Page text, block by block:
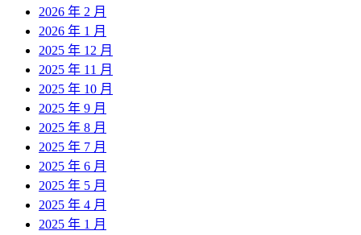
2026 年 2 月
2026 年 1 月
2025 年 12 月
2025 年 11 月
2025 年 10 月
2025 年 9 月
2025 年 8 月
2025 年 7 月
2025 年 6 月
2025 年 5 月
2025 年 4 月
2025 年 1 月